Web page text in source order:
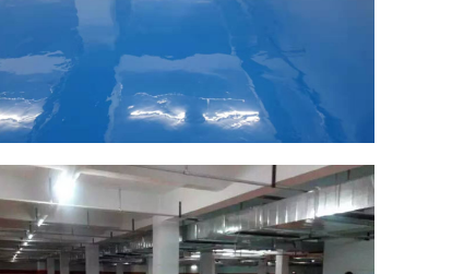
郑
州
环
氧
自
流
平
地
坪施
工